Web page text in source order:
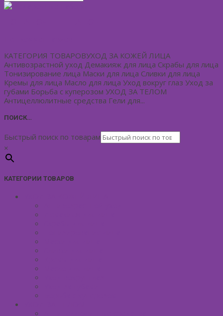
КАТЕГОРИЯ ТОВАРОВУХОД ЗА КОЖЕЙ ЛИЦА
Антивозрастной уход Демакияж для лица Скрабы для лица
Тонизирование лица Маски для лица Сливки для лица
Кремы для лица Масло для лица Уход вокруг глаз Уход за
губами Борьба с куперозом УХОД ЗА ТЕЛОМ
Антицеллюлитные средства Гели для...
ПОИСК…
Быстрый поиск по товарам
×
КАТЕГОРИИ ТОВАРОВ